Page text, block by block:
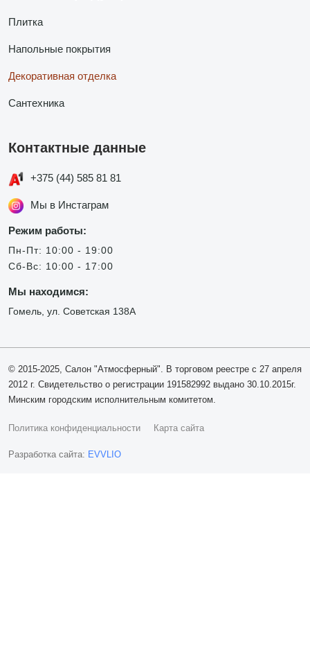
Плитка
Напольные покрытия
Декоративная отделка
Сантехника
Контактные данные
+375 (44) 585 81 81
Мы в Инстаграм
Режим работы:
Пн-Пт: 10:00 - 19:00
Сб-Вс: 10:00 - 17:00
Мы находимся:
Гомель, ул. Советская 138А
© 2015-2025, Салон "Атмосферный". В торговом реестре с 27 апреля
2012 г. Свидетельство о регистрации 191582992 выдано 30.10.2015г.
Минским городским исполнительным комитетом.
Политика конфиденциальности Карта сайта
Разработка сайта: EVVLIO